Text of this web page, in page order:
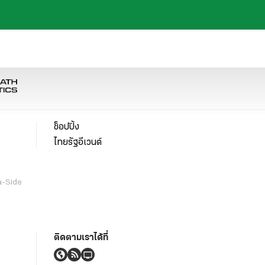
Side
ช็อปปิ้ง
ไทยรัฐอีเวนต์
ติดตามเราได้ที่